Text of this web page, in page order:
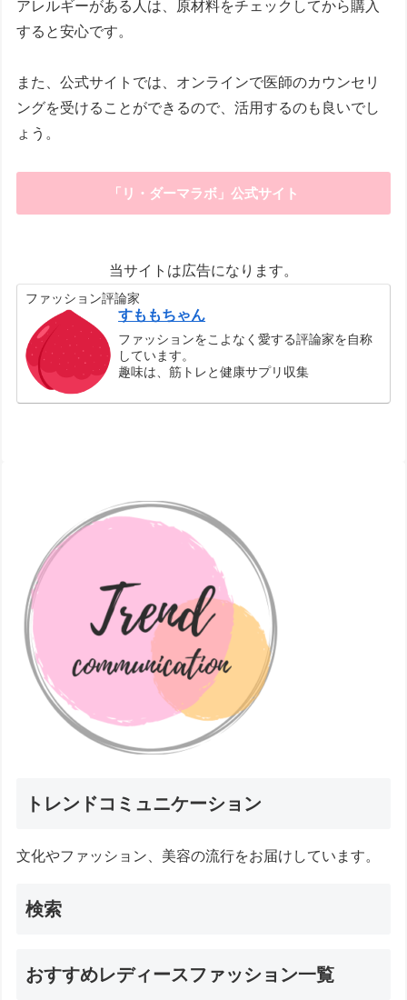
アレルギーがある人は、原材料をチェックしてから購入
すると安心です。
また、公式サイトでは、オンラインで医師のカウンセリ
ングを受けることができるので、活用するのも良いでし
ょう。
「リ・ダーマラボ」公式サイト
当サイトは広告になります。
ファッション評論家
すももちゃん
ファッションをこよなく愛する評論家を自称
しています。
趣味は、筋トレと健康サプリ収集
トレンドコミュニケーション
文化やファッション、美容の流行をお届けしています。
検索
おすすめレディースファッション一覧